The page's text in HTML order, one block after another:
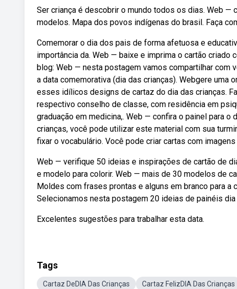
Ser criança é descobrir o mundo todos os dias. Web —
modelos. Mapa dos povos indígenas do brasil. Faça
Comemorar o dia dos pais de forma afetuosa e
importância da. Web — baixe e imprima o cartão
blog: Web — nesta postagem vamos compartilhar com
a data comemorativa (dia das crianças). Webgere uma
esses idílicos designs de cartaz do dia das crianças.
respectivo conselho de classe, com residência em
graduação em medicina,. Web — confira o painel para
crianças, você pode utilizar este material com sua
fixar o vocabulário. Você pode criar cartas com
Web — verifique 50 ideias e inspirações de cartão de
e modelo para colorir. Web — mais de 30 modelos de
Moldes com frases prontas e alguns em branco para a
Selecionamos nesta postagem 20 ideias de painéis dia
Excelentes sugestões para trabalhar esta data.
Tags
Cartaz DeDIA Das Crianças Cartaz FelizDIA Das Crianças